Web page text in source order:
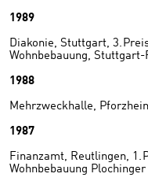
1989
Diakonie, Stuttgart, 3.
Wohnbebauung, Stuttgart-
1988
Mehrzweckhalle,
1987
Finanzamt, Reutlingen, 1.
Wohnbebauung